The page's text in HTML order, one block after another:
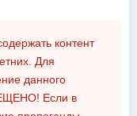
контент
Для
данного
Если в